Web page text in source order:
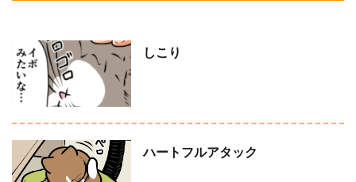
しこり
ハートフルアタック